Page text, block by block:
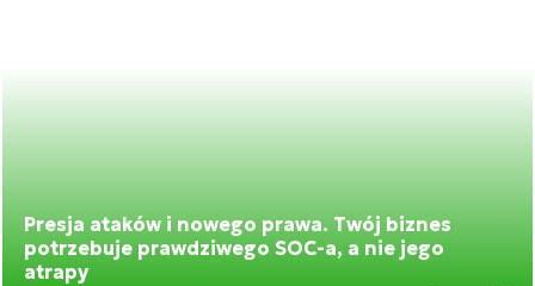
Presja ataków i nowego prawa. Twój biznes
potrzebuje prawdziwego SOC-a, a nie jego
atrapy